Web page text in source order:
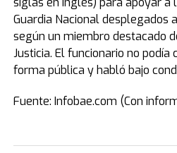
Guardia Nacional desplegados
según un miembro destacado
Justicia. El funcionario no
forma pública y habló bajo
Fuente: Infobae.com (Con